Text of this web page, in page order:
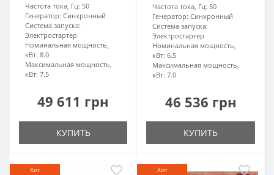
Частота тока, Гц: 50
Генератор: Синхронный
Система запуска:
Электростартер
Номинальная мощность,
кВт: 8.0
Максимальная мощность,
кВт: 7.5
49 611 грн
КУПИТЬ
Частота тока, Гц: 50
Генератор: Синхронный
Система запуска:
Электростартер
Номинальная мощность,
кВт: 6.5
Максимальная мощность,
кВт: 7.0
46 536 грн
КУПИТЬ
Хит
Хит